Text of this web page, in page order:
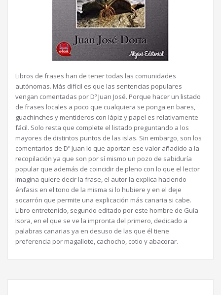
Libros de frases han de tener todas las comunidades
autónomas. Más difícil es que las sentencias populares
vengan comentadas por Dº Juan José. Porque hacer un listado
de frases locales a poco que cualquiera se ponga en bares,
guachinches y mentideros con lápiz y papel es relativamente
fácil. Solo resta que complete el listado preguntando a los
mayores de distintos puntos de las islas. Sin embargo, son los
comentarios de Dº Juan lo que aportan ese valor añadido a la
recopilación ya que son por sí mismo un pozo de sabiduría
popular que además de coincidir de pleno con lo que el lector
imagina quiere decir la frase, el autor la explica haciendo
énfasis en el tono de la misma si lo hubiere y en el deje
socarrón que permite una explicación más canaria si cabe.
Libro entretenido, segundo editado por este hombre de Guía
Isora, en el que se ve la impronta del primero, dedicado a
palabras canarias ya en desuso de las que él tiene
preferencia por magallote, cachocho, cotio y abacorar.